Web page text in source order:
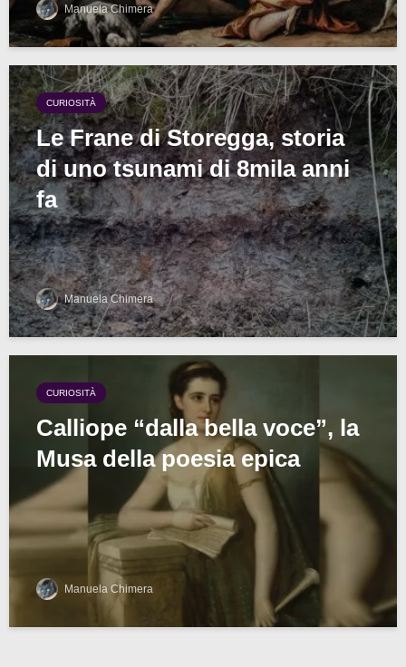
Manuela Chimera
CURIOSITÀ
Le Frane di Storegga, storia
di uno tsunami di 8mila anni
fa
Manuela Chimera
CURIOSITÀ
Calliope “dalla bella voce”, la
Musa della poesia epica
Manuela Chimera